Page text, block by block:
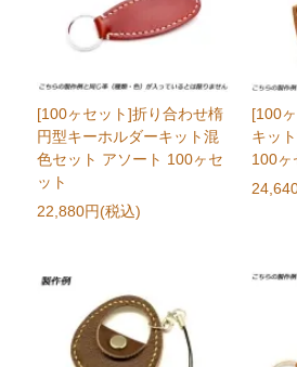
[100ヶセット]折り合わせ楕
円型キーホルダーキット混
色セット アソート 100ヶセ
ット
22,880円(税込)
[100
キッ
100ヶ